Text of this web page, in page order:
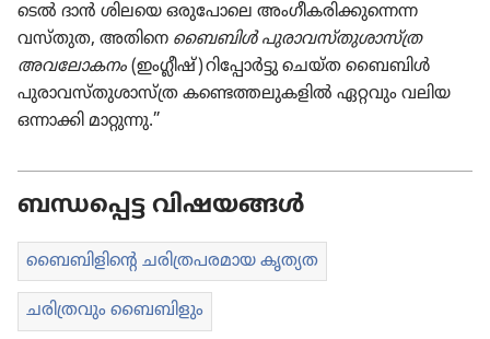
ടെൽ ദാൻ ശിലയെ ഒരു​പോ​ലെ അംഗീ​ക​രി​ക്കു​ന്നെന്ന
വസ്‌തുത, അതിനെ ബൈബിൾ പുരാ​വ​സ്‌തു​ശാ​സ്‌ത്ര
അവലോ​കനം (ഇംഗ്ലീഷ്‌) റിപ്പോർട്ടു ചെയ്‌ത ബൈബിൾ
പുരാ​വ​സ്‌തു​ശാ​സ്‌ത്ര കണ്ടെത്ത​ലു​ക​ളിൽ ഏറ്റവും വലിയ
ഒന്നാക്കി മാറ്റുന്നു.”
ബന്ധപ്പെട്ട വിഷയങ്ങൾ
ബൈബി​ളി​ന്റെ ചരി​ത്ര​പ​ര​മാ​യ കൃത്യത
ചരി​ത്ര​വും ബൈബി​ളും